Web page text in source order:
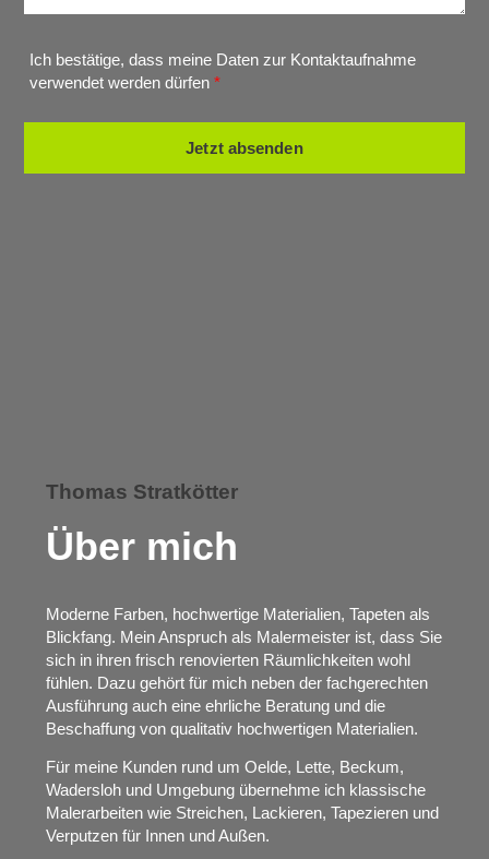
Ich bestätige, dass meine Daten zur Kontaktaufnahme
verwendet werden dürfen*
Jetzt absenden
Thomas Stratkötter
Über mich
Moderne Farben, hochwertige Materialien, Tapeten als
Blickfang. Mein Anspruch als Malermeister ist, dass Sie
sich in ihren frisch renovierten Räumlichkeiten wohl
fühlen. Dazu gehört für mich neben der fachgerechten
Ausführung auch eine ehrliche Beratung und die
Beschaffung von qualitativ hochwertigen Materialien.
Für meine Kunden rund um Oelde, Lette, Beckum,
Wadersloh und Umgebung übernehme ich klassische
Malerarbeiten wie Streichen, Lackieren, Tapezieren und
Verputzen für Innen und Außen.